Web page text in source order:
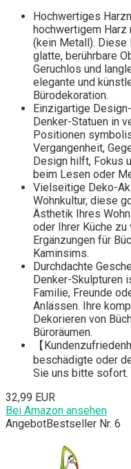
Hochwertiges
hochwertigem
(kein Metall). Diese
glatte, berührbare
Geruchlos und
elegante und
Bürodekoration.
Einzigartige
Denker-Statuen in
Positionen
Vergangenheit,
Design hilft, Fokus
beim Lesen oder
Vielseitige Deko-
Wohnkultur, diese
Ästhetik Ihres
oder Ihrer Küche
Ergänzungen für
Kaminsims.
Durchdachte
Denker-Skulpturen
Familie, Freunde
Anlässen. Ihre
Dekorieren von
Büroräumen.
【
beschädigte oder
Sie uns bitte sofort.
32,99 EUR
Bei Amazon ansehen
AngebotBestseller Nr. 6